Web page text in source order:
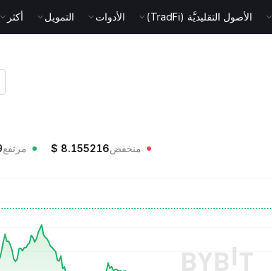
الأصول التقليديَّة (TradFi) الأدوات التمويل أكثر
منخفض $ 8.155216 مرتفع